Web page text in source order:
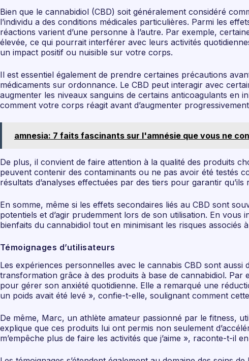
Bien que le cannabidiol (CBD) soit généralement considéré
l’individu a des conditions médicales particulières. Parmi les
réactions varient d’une personne à l’autre. Par exemple,
élevée, ce qui pourrait interférer avec leurs activités
un impact positif ou nuisible sur votre corps.
Il est essentiel également de prendre certaines précautions
médicaments sur ordonnance. Le CBD peut interagir avec
augmenter les niveaux sanguins de certains anticoagulants en
comment votre corps réagit avant d’augmenter
amnesia: 7 faits fascinants sur l'amnésie que vous ne
De plus, il convient de faire attention à la qualité des produits
peuvent contenir des contaminants ou ne pas avoir été testés
résultats d’analyses effectuées par des tiers pour garantir
En somme, même si les effets secondaires liés au CBD sont
potentiels et d’agir prudemment lors de son utilisation. En
bienfaits du cannabidiol tout en minimisant les risques associés
Témoignages d’utilisateurs
Les expériences personnelles avec le cannabis CBD sont
transformation grâce à des produits à base de cannabidiol. Par
pour gérer son anxiété quotidienne. Elle a remarqué une
un poids avait été levé », confie-t-elle, soulignant comment
De même, Marc, un athlète amateur passionné par le fitness,
explique que ces produits lui ont permis non seulement
m’empêche plus de faire les activités que j’aime », raconte-t-il